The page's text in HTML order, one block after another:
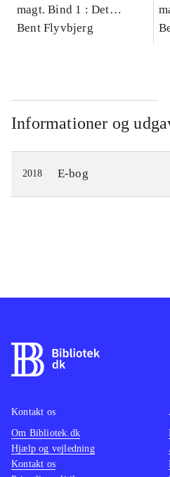
magt. Bind 1 : Det
konkretes videnskab
Bent Flyvbjerg
Informationer og
2018 E-bog
Kontakt os
Om Bibliotek.dk
Hjælp og vejledning
Kontakt os